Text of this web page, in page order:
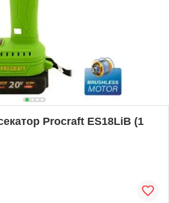
Procraft ES18LiB (1